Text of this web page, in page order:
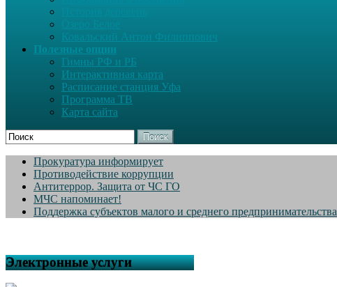
Ковальский Антон Филиппович
Полезные опции
Гимны РФ и РБ
Интерактивная карта
Расписание станция Уфа
Программа ТВ
Карта сайта
Поиск
Прокуратура информирует
Противодействие коррупции
Антитеррор. Защита от ЧС ГО
МЧС напоминает!
Поддержка субъектов малого и среднего предпринимательства
Электронные услуги